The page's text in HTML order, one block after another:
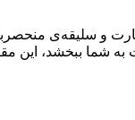
و سلیقه‌ی
به شما ببخشد، این